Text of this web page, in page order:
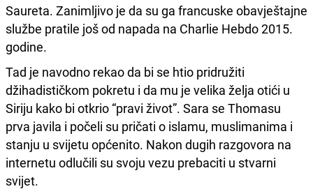
Saureta. Zanimljivo je da su ga francuske obavještajne
službe pratile još od napada na Charlie Hebdo 2015.
godine.
Tad je navodno rekao da bi se htio pridružiti
džihadističkom pokretu i da mu je velika želja otići u
Siriju kako bi otkrio “pravi život”. Sara se Thomasu
prva javila i počeli su pričati o islamu, muslimanima i
stanju u svijetu općenito. Nakon dugih razgovora na
internetu odlučili su svoju vezu prebaciti u stvarni
svijet.